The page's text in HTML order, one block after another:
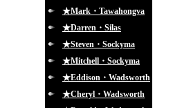
★Mark・Tawahongva
★Darren・Silas
★Steven・Sockyma
★Mitchell・Sockyma
★Eddison・Wadsworth
★Cheryl・Wadsworth